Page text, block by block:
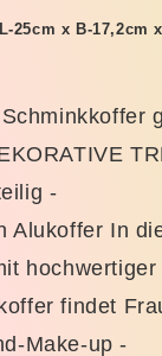
25cm x B-17,2cm
-
Alukoffer In
findet
Make-up -